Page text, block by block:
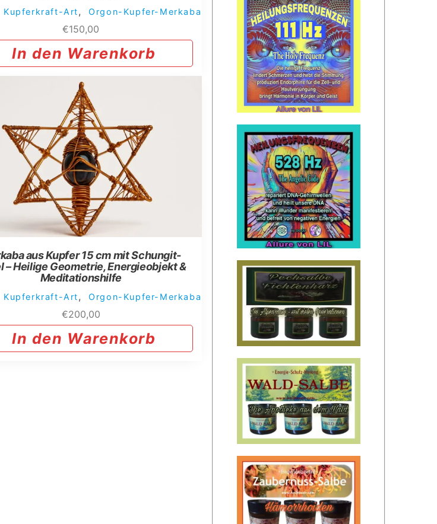
Kupferkraft-Art, Orgon-Kupfer-Merkaba
€150,00
In den Warenkorb
aus Kupfer 15 cm mit Schungit-
– Heilige Geometrie, Energieobjekt &
Meditationshilfe
Kupferkraft-Art, Orgon-Kupfer-Merkaba
€200,00
In den Warenkorb